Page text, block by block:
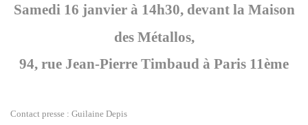
Samedi 16 janvier à 14h30, devant la Maison
des Métallos,
94, rue Jean-Pierre Timbaud à Paris 11ème
Contact presse : Guilaine Depis